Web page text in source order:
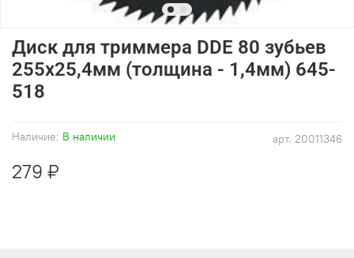
арт. 20011346
Наличие: В наличии
Диск для триммера DDE 80 зубьев
255х25,4мм (толщина - 1,4мм) 645-
518
279 ₽